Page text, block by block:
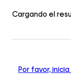
Cargando el
Por favor,